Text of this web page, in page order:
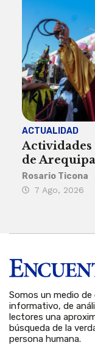
ACTUALIDAD
de
Rosario Ticona
7 Ago, 2026
Somos un medio
informativo, de
lectores una
búsqueda de la
persona humana.